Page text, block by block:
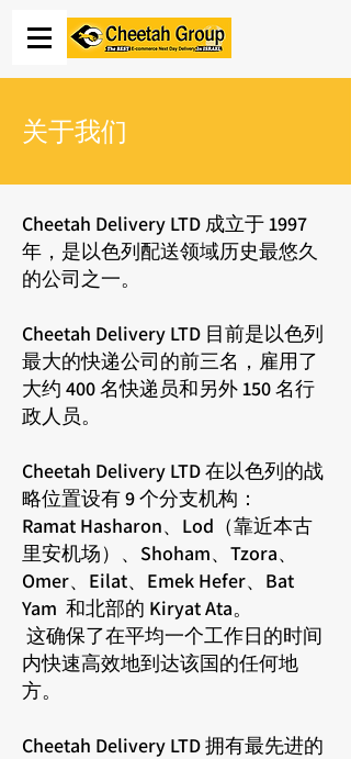
关于我们
Cheetah Delivery LTD 成立于 1997
年，是以色列配送领域历史最悠久
的公司之一。
Cheetah Delivery LTD 目前是以色列
最大的快递公司的前三名，雇用了
大约 400 名快递员和另外 150 名行
政人员。
Cheetah Delivery LTD 在以色列的战
略位置设有 9 个分支机构：
Ramat Hasharon、Lod（靠近本古
里安机场）、Shoham、Tzora、
Omer、Eilat、Emek Hefer、Bat
Yam 和北部的 Kiryat Ata。
这确保了在平均一个工作日的时间
内快速高效地到达该国的任何地
方。
Cheetah Delivery LTD 拥有最先进的